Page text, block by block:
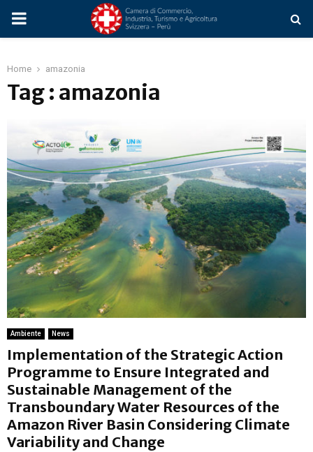
PRIMARY
Home amazonia
Tag : amazonia
Ambiente News
Implementation of the Strategic Action
Programme to Ensure Integrated and
Sustainable Management of the
Transboundary Water Resources of the
Amazon River Basin Considering Climate
Variability and Change